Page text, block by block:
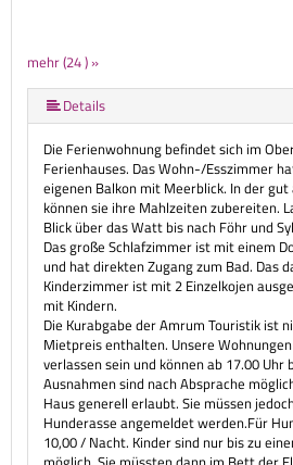
mehr (24 ) »
mehr (24 ) »
mehr (24 ) »
mehr (24 ) »
mehr (24 ) »
mehr (24 ) »
mehr (24 ) »
mehr (24 ) »
mehr (24 ) »
mehr (24 ) »
mehr (24 ) »
mehr (24 ) »
mehr (24 ) »
mehr (24 ) »
mehr (24 ) »
mehr (24 ) »
mehr (24 ) »
mehr (24 ) »
mehr (24 ) »
mehr (24 ) »
mehr (24 ) »
Details
Die Ferienwohnung befindet sich im
Ferienhauses. Das Wohn-/Esszimmer
eigenen Balkon mit Meerblick. In der
können sie ihre Mahlzeiten zubereiten.
Blick über das Watt bis nach Föhr und
Das große Schlafzimmer ist mit einem
und hat direkten Zugang zum Bad. Das
Kinderzimmer ist mit 2 Einzelkojen
mit Kindern.
Die Kurabgabe der Amrum Touristik ist
Mietpreis enthalten. Unsere
verlassen sein und können ab 17.00 Uhr
Ausnahmen sind nach Absprache
Haus generell erlaubt. Sie müssen
Hunderasse angemeldet werden.Für
10,00 / Nacht. Kinder sind nur bis zu